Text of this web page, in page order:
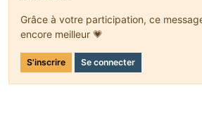
Grâce à votre participation, ce
encore meilleur 💗
S'inscrire Se connecter